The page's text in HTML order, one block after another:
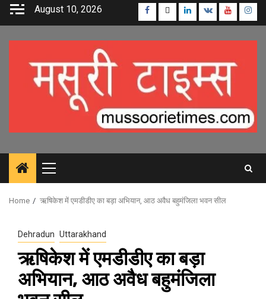
Skip
August 10, 2026 Facebook
TwitterLinkedin
VK Youtube
Primary
Menu
Home ऋषिकेश में एमडीडीए का बड़ा अभियान, आठ अवैध बहुमंजिला भवन सील
Dehradun Uttarakhand
ऋषिकेश में एमडीडीए का बड़ा
अभियान, आठ अवैध बहुमंजिला